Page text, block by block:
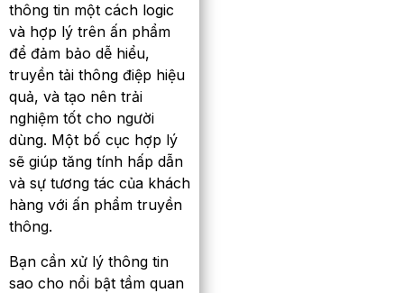
thông tin một cách logic
và hợp lý trên ấn phẩm
để đảm bảo dễ hiểu,
truyền tải thông điệp hiệu
quả, và tạo nên trải
nghiệm tốt cho người
dùng. Một bố cục hợp lý
sẽ giúp tăng tính hấp dẫn
và sự tương tác của khách
hàng với ấn phẩm truyền
thông.
Bạn cần xử lý thông tin
sao cho nổi bật tầm quan